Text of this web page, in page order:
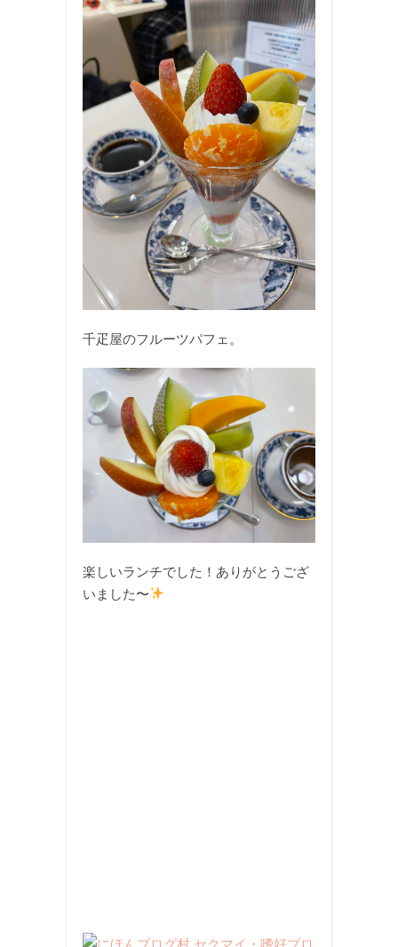
千疋屋のフルーツパフェ。
楽しいランチでした！ありがとうござ
いました〜